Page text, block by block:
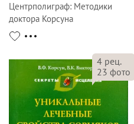
Центрполиграф: Методики
доктора Корсуна
4 рец.
23 фото